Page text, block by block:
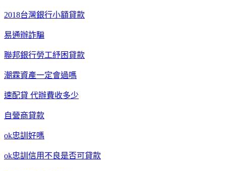
2018台灣銀行小額貸款
易通辦詐騙
聯邦銀行勞工紓困貸款
潮霖資產一定會過嗎
速配貸 代辦費收多少
自營商貸款
ok忠訓好嗎
ok忠訓信用不良是否可貸款